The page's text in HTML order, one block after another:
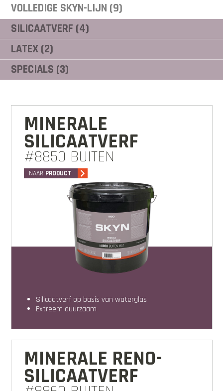
VOLLEDIGE SKYN-LIJN (9)
SILICAATVERF (4)
LATEX (2)
SPECIALS (3)
MINERALE
SILICAATVERF
#8850 BUITEN
NAAR PRODUCT
Silicaatverf op basis van waterglas
Extreem duurzaam
MINERALE RENO-
SILICAATVERF